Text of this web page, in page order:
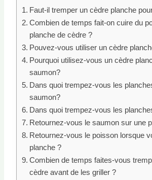
Faut-il tremper un cèdre planche
Combien de temps fait-on cuire du
planche de cèdre ?
Pouvez-vous utiliser un cèdre
Pourquoi utilisez-vous un cèdre
saumon?
Dans quoi trempez-vous les
saumon?
Dans quoi trempez-vous les
Retournez-vous le saumon sur une
Retournez-vous le poisson lorsque
planche ?
Combien de temps faites-vous
cèdre avant de les griller ?